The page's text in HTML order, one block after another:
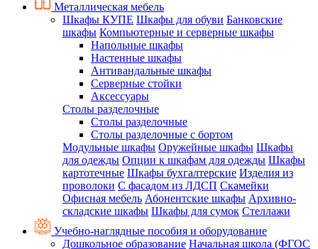
Металлическая мебель
Шкафы КУПЕ Шкафы для обуви Банковские
шкафы Компьютерные и серверные шкафы
Напольные шкафы
Настенные шкафы
Антивандальные шкафы
Серверные стойки
Аксессуары
Столы разделочные
Столы разделочные
Столы разделочные с бортом
Модульные шкафы Оружейные шкафы Шкафы
для одежды Опции к шкафам для одежды Шкафы
картотечные Шкафы бухгалтерские Изделия из
проволоки С фасадом из ЛДСП Скамейки
Офисная мебель Абонентские шкафы Архивно-
складские шкафы Шкафы для сумок Стеллажи
Учебно-наглядные пособия и оборудование
Дошкольное образование Начальная школа (ФГОС